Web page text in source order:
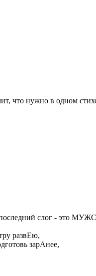
что нужно в одном
слог - это
развЕю,
зарАнее,